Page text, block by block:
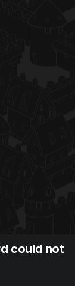
could not